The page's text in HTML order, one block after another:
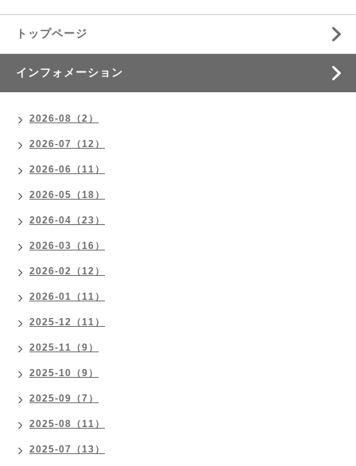
トップページ
インフォメーション
2026-08（2）
2026-07（12）
2026-06（11）
2026-05（18）
2026-04（23）
2026-03（16）
2026-02（12）
2026-01（11）
2025-12（11）
2025-11（9）
2025-10（9）
2025-09（7）
2025-08（11）
2025-07（13）